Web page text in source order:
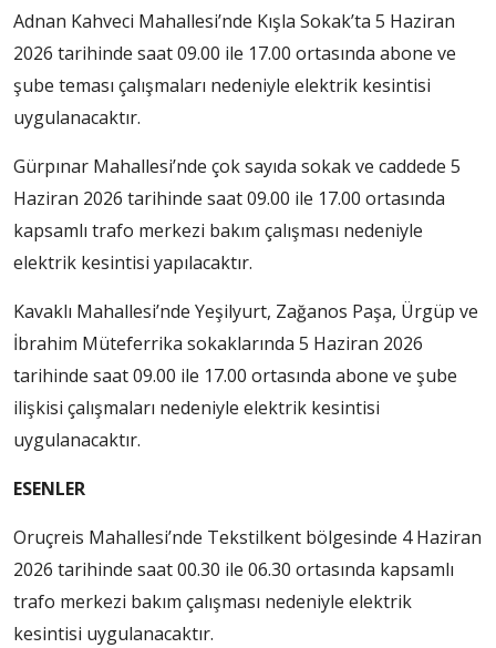
Adnan Kahveci Mahallesi’nde Kışla Sokak’ta 5 Haziran
2026 tarihinde saat 09.00 ile 17.00 ortasında abone ve
şube teması çalışmaları nedeniyle elektrik kesintisi
uygulanacaktır.
Gürpınar Mahallesi’nde çok sayıda sokak ve caddede 5
Haziran 2026 tarihinde saat 09.00 ile 17.00 ortasında
kapsamlı trafo merkezi bakım çalışması nedeniyle
elektrik kesintisi yapılacaktır.
Kavaklı Mahallesi’nde Yeşilyurt, Zağanos Paşa, Ürgüp ve
İbrahim Müteferrika sokaklarında 5 Haziran 2026
tarihinde saat 09.00 ile 17.00 ortasında abone ve şube
ilişkisi çalışmaları nedeniyle elektrik kesintisi
uygulanacaktır.
ESENLER
Oruçreis Mahallesi’nde Tekstilkent bölgesinde 4 Haziran
2026 tarihinde saat 00.30 ile 06.30 ortasında kapsamlı
trafo merkezi bakım çalışması nedeniyle elektrik
kesintisi uygulanacaktır.